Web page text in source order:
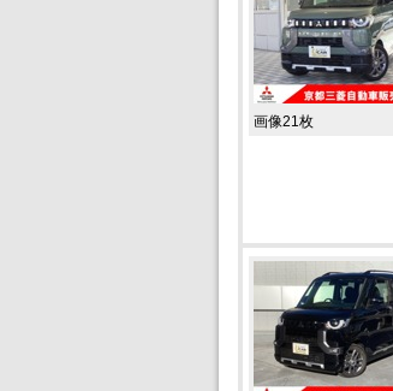
画像21枚